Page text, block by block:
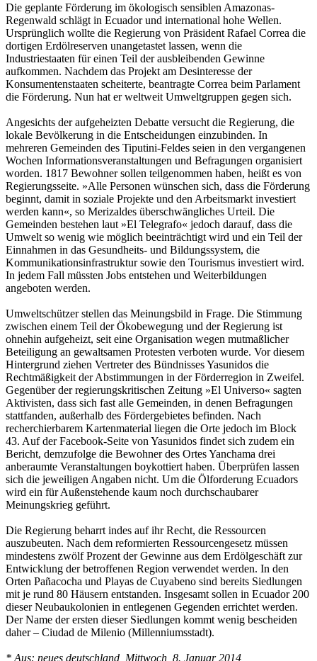
Die geplante Förderung im ökologisch sensiblen Amazonas-
Regenwald schlägt in Ecuador und international hohe Wellen.
Ursprünglich wollte die Regierung von Präsident Rafael Correa die
dortigen Erdölreserven unangetastet lassen, wenn die
Industriestaaten für einen Teil der ausbleibenden Gewinne
aufkommen. Nachdem das Projekt am Desinteresse der
Konsumentenstaaten scheiterte, beantragte Correa beim Parlament
die Förderung. Nun hat er weltweit Umweltgruppen gegen sich.
Angesichts der aufgeheizten Debatte versucht die Regierung, die
lokale Bevölkerung in die Entscheidungen einzubinden. In
mehreren Gemeinden des Tiputini-Feldes seien in den vergangenen
Wochen Informationsveranstaltungen und Befragungen organisiert
worden. 1817 Bewohner sollen teilgenommen haben, heißt es von
Regierungsseite. »Alle Personen wünschen sich, dass die Förderung
beginnt, damit in soziale Projekte und den Arbeitsmarkt investiert
werden kann«, so Merizaldes überschwängliches Urteil. Die
Gemeinden bestehen laut »El Telegrafo« jedoch darauf, dass die
Umwelt so wenig wie möglich beeinträchtigt wird und ein Teil der
Einnahmen in das Gesundheits- und Bildungssystem, die
Kommunikationsinfrastruktur sowie den Tourismus investiert wird.
In jedem Fall müssten Jobs entstehen und Weiterbildungen
angeboten werden.
Umweltschützer stellen das Meinungsbild in Frage. Die Stimmung
zwischen einem Teil der Ökobewegung und der Regierung ist
ohnehin aufgeheizt, seit eine Organisation wegen mutmaßlicher
Beteiligung an gewaltsamen Protesten verboten wurde. Vor diesem
Hintergrund ziehen Vertreter des Bündnisses Yasunidos die
Rechtmäßigkeit der Abstimmungen in der Förderregion in Zweifel.
Gegenüber der regierungskritischen Zeitung »El Universo« sagten
Aktivisten, dass sich fast alle Gemeinden, in denen Befragungen
stattfanden, außerhalb des Fördergebietes befinden. Nach
recherchierbarem Kartenmaterial liegen die Orte jedoch im Block
43. Auf der Facebook-Seite von Yasunidos findet sich zudem ein
Bericht, demzufolge die Bewohner des Ortes Yanchama drei
anberaumte Veranstaltungen boykottiert haben. Überprüfen lassen
sich die jeweiligen Angaben nicht. Um die Ölforderung Ecuadors
wird ein für Außenstehende kaum noch durchschaubarer
Meinungskrieg geführt.
Die Regierung beharrt indes auf ihr Recht, die Ressourcen
auszubeuten. Nach dem reformierten Ressourcengesetz müssen
mindestens zwölf Prozent der Gewinne aus dem Erdölgeschäft zur
Entwicklung der betroffenen Region verwendet werden. In den
Orten Pañacocha und Playas de Cuyabeno sind bereits Siedlungen
mit je rund 80 Häusern entstanden. Insgesamt sollen in Ecuador 200
dieser Neubaukolonien in entlegenen Gegenden errichtet werden.
Der Name der ersten dieser Siedlungen kommt wenig bescheiden
daher – Ciudad de Milenio (Millenniumsstadt).
* Aus: neues deutschland, Mittwoch, 8. Januar 2014